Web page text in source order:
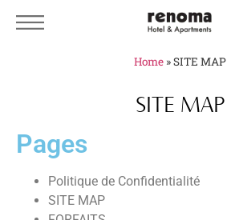
Home»SITE MAP
SITE MAP
Pages
Politique de Confidentialité
SITE MAP